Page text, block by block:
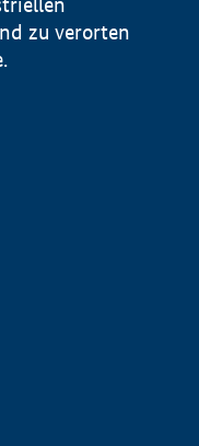
zu verorten